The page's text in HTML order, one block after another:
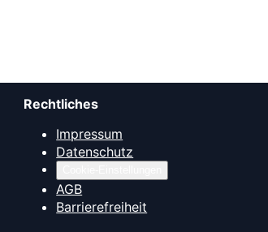
Rechtliches
Impressum
Datenschutz
AGB
Barrierefreiheit